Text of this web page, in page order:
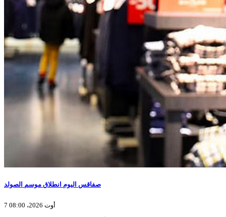
صفاقس اليوم انطلاق موسم الصولد
7 أوت 2026، 08:00